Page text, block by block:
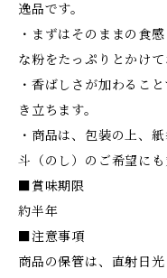
逸品です。
・まずはそのままの食
な粉をたっぷりとかけて
・香ばしさが加わるこ
き立ちます。
・商品は、包装の上、
斗（のし）のご希望にも
■賞味期限
約半年
■注意事項
商品の保管は、直射日